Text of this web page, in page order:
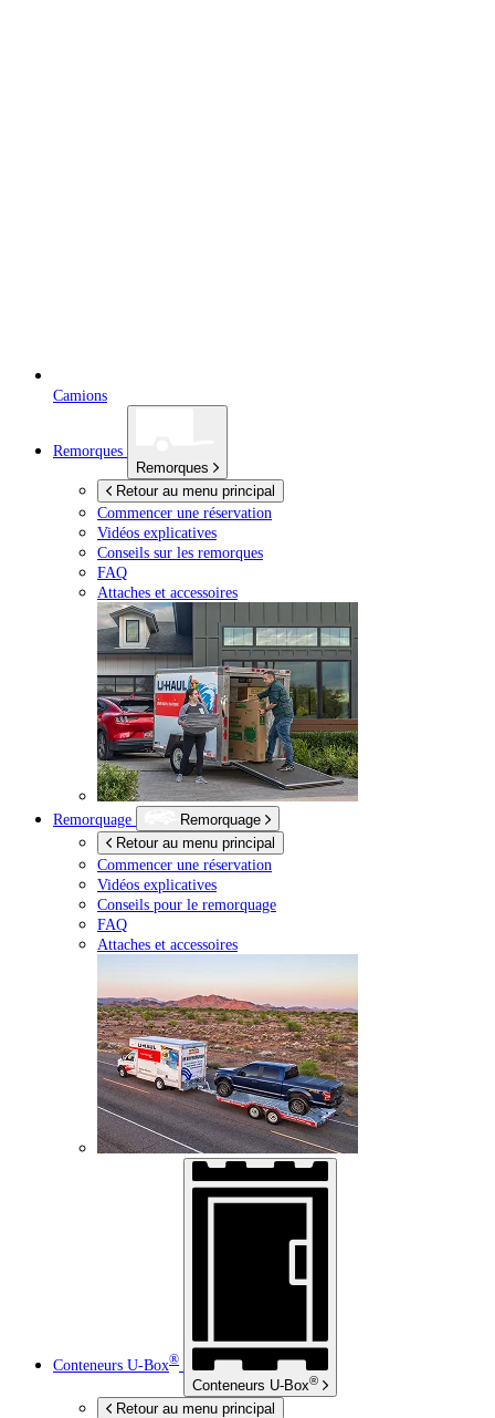
Camions
Remorques
Remorques
Retour au menu principal
Commencer une réservation
Vidéos explicatives
Conseils sur les remorques
FAQ
Attaches et accessoires
Remorquage
Remorquage
Retour au menu principal
Commencer une réservation
Vidéos explicatives
Conseils pour le remorquage
FAQ
Attaches et accessoires
Conteneurs U-Box®
Conteneurs U-Box®
Retour au menu principal